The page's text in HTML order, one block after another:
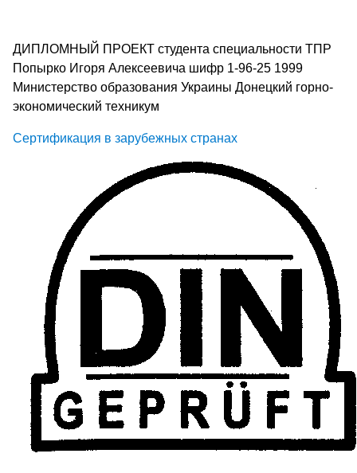
ДИПЛОМНЫЙ ПРОЕКТ студента специальности ТПР
Попырко Игоря Алексеевича шифр 1-96-25 1999
Министерство образования Украины Донецкий горно-
экономический техникум
Сертификация в зарубежных странах